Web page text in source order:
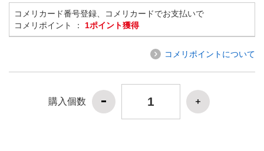
コメリカード番号登録、コメリカードでお支払いで
コメリポイント ： 1ポイント獲得
コメリポイントについて
購入個数